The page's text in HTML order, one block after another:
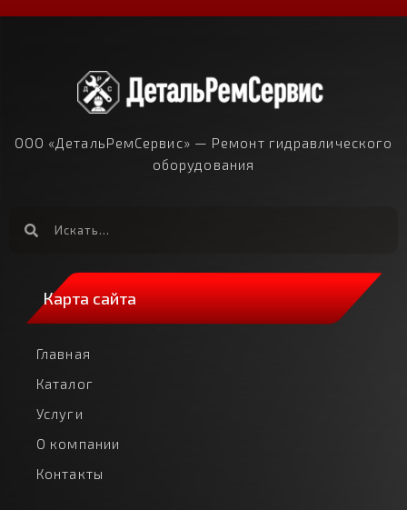
ООО «ДетальРемСервис» — Ремонт гидравлического
оборудования
Карта сайта
Главная
Каталог
Услуги
О компании
Контакты